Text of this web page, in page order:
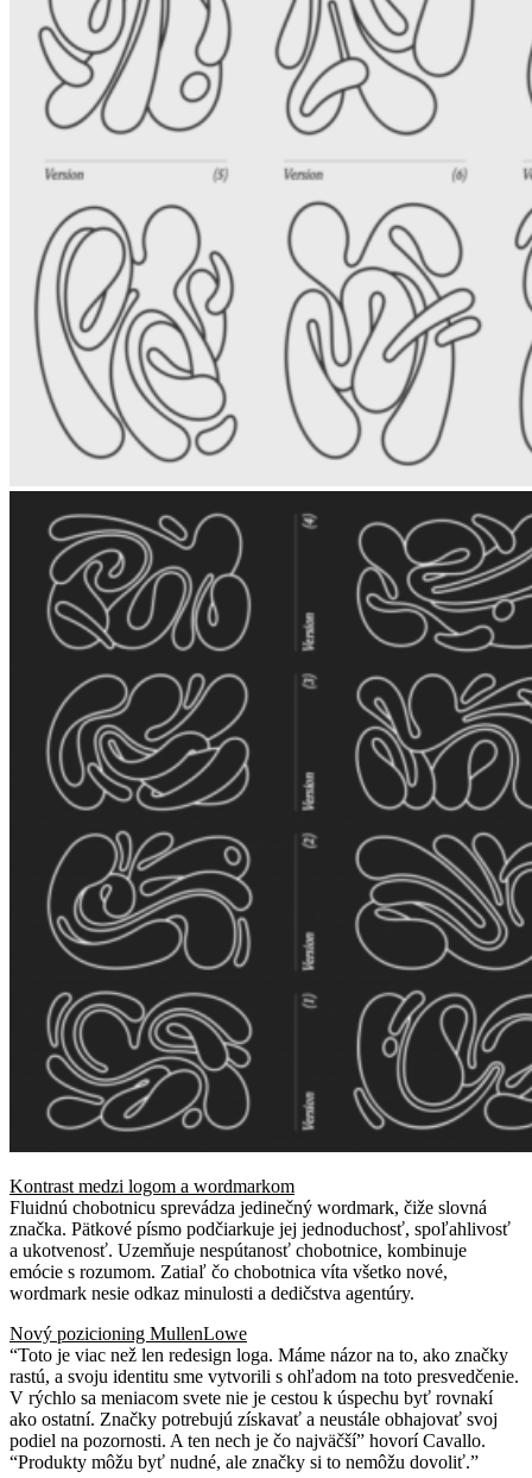
Kontrast medzi logom a wordmarkom
Fluidnú chobotnicu sprevádza jedinečný wordmark, čiže slovná
značka. Pätkové písmo podčiarkuje jej jednoduchosť, spoľahlivosť
a ukotvenosť. Uzemňuje nespútanosť chobotnice, kombinuje
emócie s rozumom. Zatiaľ čo chobotnica víta všetko nové,
wordmark nesie odkaz minulosti a dedičstva agentúry.
Nový pozicioning MullenLowe
“Toto je viac než len redesign loga. Máme názor na to, ako značky
rastú, a svoju identitu sme vytvorili s ohľadom na toto presvedčenie.
V rýchlo sa meniacom svete nie je cestou k úspechu byť rovnakí
ako ostatní. Značky potrebujú získavať a neustále obhajovať svoj
podiel na pozornosti. A ten nech je čo najväčší” hovorí Cavallo.
“Produkty môžu byť nudné, ale značky si to nemôžu dovoliť.”